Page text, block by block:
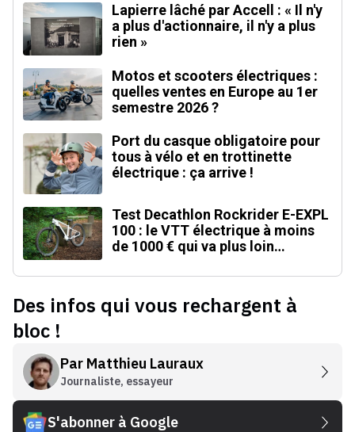
Lapierre lâché par Accell : « Il n'y
a plus d'actionnaire, il n'y a plus
rien »
Motos et scooters électriques :
quelles ventes en Europe au 1er
semestre 2026 ?
Port du casque obligatoire pour
tous à vélo et en trottinette
électrique : ça arrive !
Test Decathlon Rockrider E-EXPL
100 : le VTT électrique à moins
de 1000 € qui va plus loin
Des infos qui vous rechargent à
bloc !
Par Matthieu Lauraux
Journaliste, essayeur
S'abonner à Google